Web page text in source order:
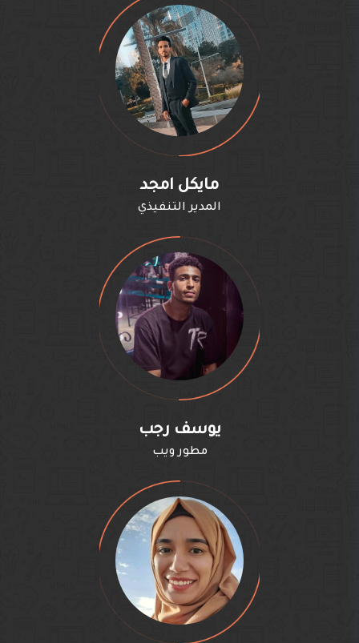
مايكل امجد
المدير التنفيذي
يوسف رجب
مطور ويب